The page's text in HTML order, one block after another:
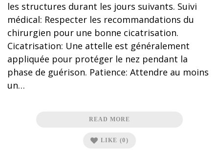
les structures durant les jours suivants. Suivi
médical: Respecter les recommandations du
chirurgien pour une bonne cicatrisation.
Cicatrisation: Une attelle est généralement
appliquée pour protéger le nez pendant la
phase de guérison. Patience: Attendre au moins
un…
READ MORE
LIKE (0)